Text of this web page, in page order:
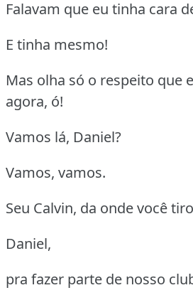
Falavam que eu tinha cara
E tinha mesmo!
Mas olha só o respeito que
agora, ó!
Vamos lá, Daniel?
Vamos, vamos.
Seu Calvin, da onde você
Daniel,
pra fazer parte de nosso